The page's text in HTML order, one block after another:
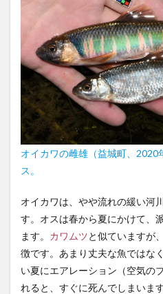
オイカワの雌雄（益城町、2020
ス。
オイカワは、やや流れの緩い河
す。オスは春から夏にかけて、
ます。 カワムツと似ていますが
徴です。あまり丈夫な魚ではな
い夏にエアレーション（空気の
れると、すぐに死んでしまいます